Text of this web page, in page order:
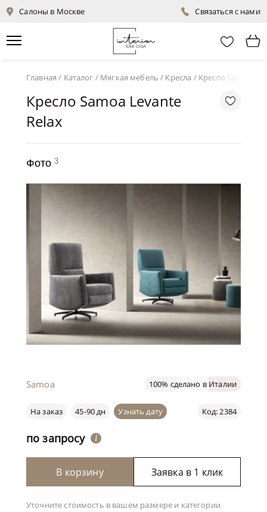
Салоны в Москве Связаться с нами
Главная / Каталог / Мягкая мебель / Кресла / Кресло Samoa
Кресло Samoa Levante
Relax
Фото 3
Samoa 100% сделано в Италии
Код: 2384
На заказ 45-90 дн Узнать дату
по запросу i
В корзину Заявка в 1 клик
Уточните стоимость в вашем размере и категории